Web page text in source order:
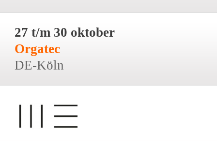
27 t/m 30 oktober
Orgatec
DE-Köln